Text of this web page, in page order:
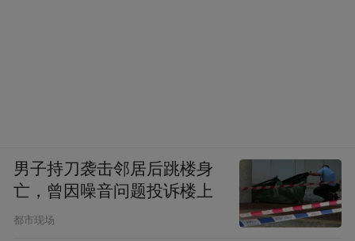
男子持刀袭击邻居后跳楼身
亡，曾因噪音问题投诉楼上
都市现场